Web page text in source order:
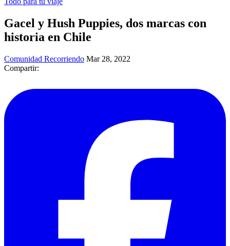
Gacel y Hush Puppies, dos marcas con
historia en Chile
Comunidad Recorriendo Mar 28, 2022
Compartir: